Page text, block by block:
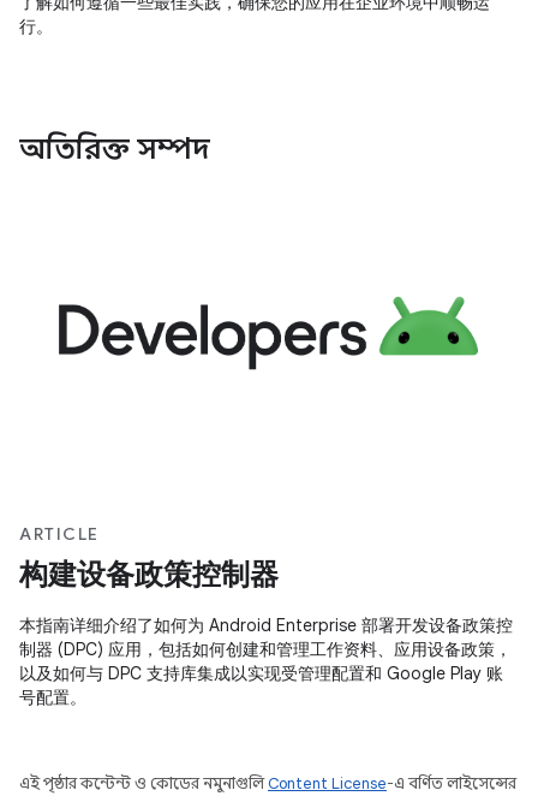
行。
অতিরিক্ত সম্পদ
ARTICLE
构建设备政策控制器
本指南详细介绍了如何为 Android Enterprise 部署开发设备政策控
制器 (DPC) 应用，包括如何创建和管理工作资料、应用设备政策，
以及如何与 DPC 支持库集成以实现受管理配置和 Google Play 账
号配置。
এই পৃষ্ঠার কন্টেন্ট ও কোডের নমুনাগুলিContent License-এ বর্ণিত লাইসেন্সের